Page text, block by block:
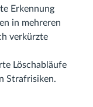
Erkennung
in mehreren
verkürzte
Löschabläufe
Strafrisiken.